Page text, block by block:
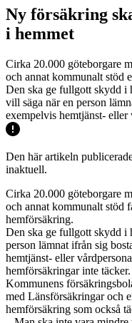
Ny försäkring
i hemmet
Cirka 20.000 göteborgare
och annat kommunalt stöd
Den ska ge fullgott skydd i
vill säga när en person
exempelvis hemtjänst- eller
Den här artikeln
inaktuell.
Cirka 20.000 göteborgare
och annat kommunalt stöd
hemförsäkring.
Den ska ge fullgott skydd i
person lämnat ifrån sig
hemtjänst- eller
hemförsäkringar inte täcker.
Kommunens
med Länsförsäkringar och
hemförsäkring som också